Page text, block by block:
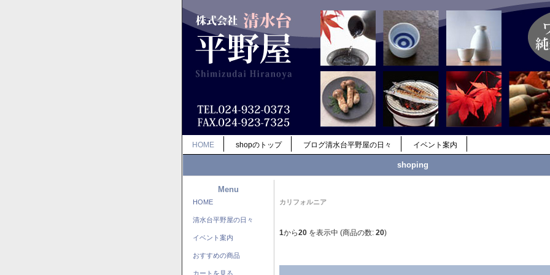
HOME shopのトップ ブログ清水台平野屋の日々 イベント案内
shoping
Menu
HOME
清水台平野屋の日々
イベント案内
おすすめの商品
カートを見る
カリフォルニア
1から20 を表示中 (商品の数: 20)